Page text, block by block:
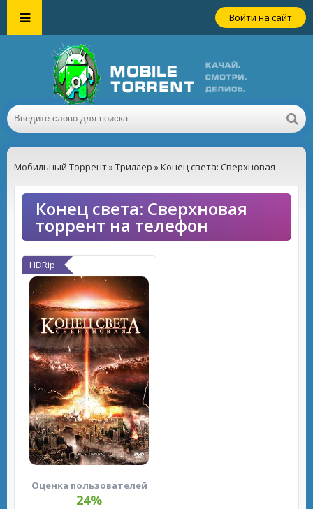
Войти на сайт
Мобильный Торрент»Триллер » Конец света: Сверхновая
Конец света: Сверхновая
торрент на телефон
HDRip
Оценка пользователей
24%